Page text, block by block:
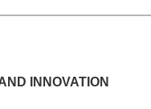
INNOVATION